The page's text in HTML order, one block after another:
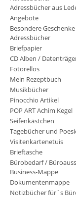
Adressbücher aus
Angebote
Besondere Geschenke
Adressbücher
Briefpapier
CD Alben /
Fotorellos
Mein Rezeptbuch
Musikbücher
Pinocchio Artikel
POP ART Achim Kegel
Seifenkästchen
Tagebücher und
Visitenkartenetuis
Brieftasche
Bürobedarf /
Business-Mappe
Dokumentenmappe
Notizbücher für´s